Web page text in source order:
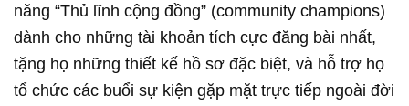
năng “Thủ lĩnh cộng đồng” (community champions)
dành cho những tài khoản tích cực đăng bài nhất,
tặng họ những thiết kế hồ sơ đặc biệt, và hỗ trợ họ
tổ chức các buổi sự kiện gặp mặt trực tiếp ngoài đời